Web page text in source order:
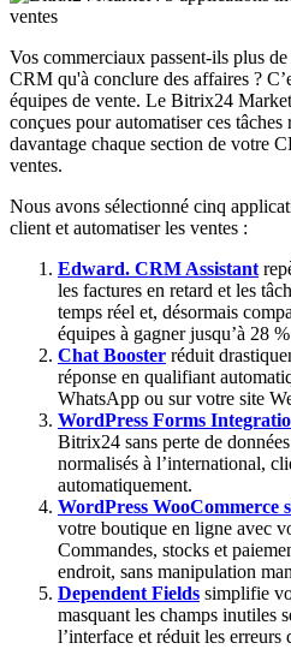
Vos commerciaux passent-ils plus
CRM qu'à conclure des affaires ?
équipes de vente. Le Bitrix24
conçues pour automatiser ces
davantage chaque section de votre
ventes.
Nous avons sélectionné cinq
client et automatiser les ventes :
Edward. CRM Assistant
les factures en retard et les
temps réel et, désormais
équipes à gagner jusqu’à 28
Chat Booster réduit
réponse en qualifiant
WhatsApp ou sur votre site
WordPress Forms
Bitrix24 sans perte de
normalisés à l’international,
automatiquement.
WordPress WooCommerce
votre boutique en ligne avec
Commandes, stocks et
endroit, sans manipulation
Dependent Fields simplifie
masquant les champs inutiles
l’interface et réduit les erreurs